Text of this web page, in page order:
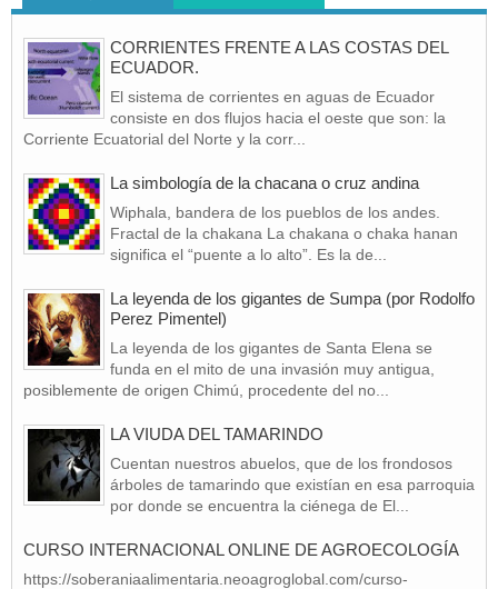
CORRIENTES FRENTE A LAS COSTAS DEL
ECUADOR.
El sistema de corrientes en aguas de Ecuador
consiste en dos flujos hacia el oeste que son: la
Corriente Ecuatorial del Norte y la corr...
La simbología de la chacana o cruz andina
Wiphala, bandera de los pueblos de los andes.
Fractal de la chakana La chakana o chaka hanan
significa el “puente a lo alto”. Es la de...
La leyenda de los gigantes de Sumpa (por Rodolfo
Perez Pimentel)
La leyenda de los gigantes de Santa Elena se
funda en el mito de una invasión muy antigua,
posiblemente de origen Chimú, procedente del no...
LA VIUDA DEL TAMARINDO
Cuentan nuestros abuelos, que de los frondosos
árboles de tamarindo que existían en esa parroquia
por donde se encuentra la ciénega de El...
CURSO INTERNACIONAL ONLINE DE AGROECOLOGÍA
https://soberaniaalimentaria.neoagroglobal.com/curso-